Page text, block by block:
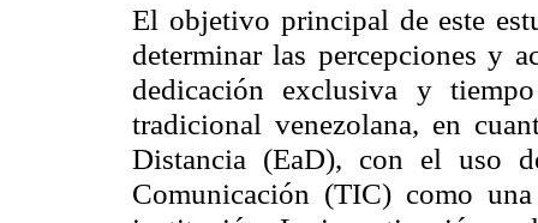
El objetivo principal de este
determinar las percepciones y
dedicación exclusiva y
tradicional venezolana, en
Distancia (EaD), con el uso
Comunicación (TIC) como